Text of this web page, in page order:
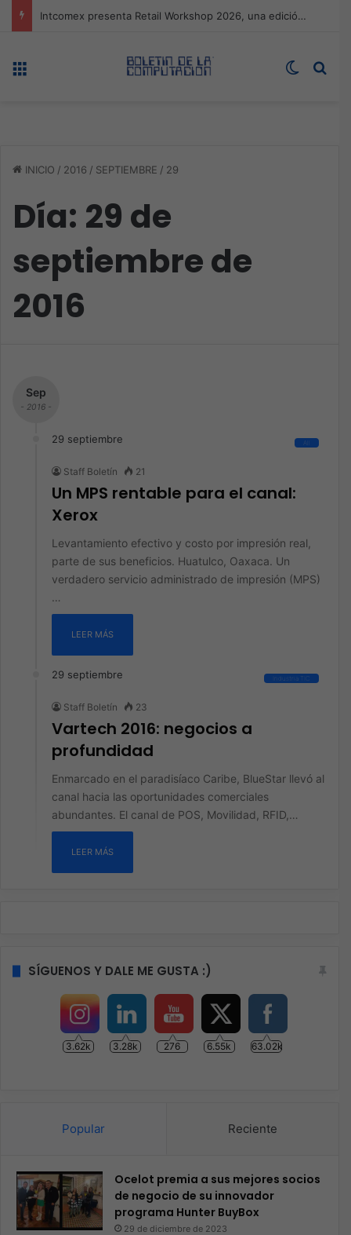
Expo technology CDMX, nueva sede con récord de audiencia
Switch
INICIO / 2016 / SEPTIEMBRE / 29
Día: 29 de
septiembre de
2016
Sep
- 2016 -
29 septiembre All
Staff Boletín 21
Un MPS rentable para el canal:
Xerox
Levantamiento efectivo y costo por impresión real,
parte de sus beneficios. Huatulco, Oaxaca. Un
verdadero servicio administrado de impresión (MPS)
…
LEER MÁS
29 septiembre Industria TIC
Staff Boletín 23
Vartech 2016: negocios a
profundidad
Enmarcado en el paradisíaco Caribe, BlueStar llevó al
canal hacia las oportunidades comerciales
abundantes. El canal de POS, Movilidad, RFID,…
LEER MÁS
SÍGUENOS Y DALE ME GUSTA :)
3.62k 3.28k 276 6.55k 63.02k
Popular Reciente
Ocelot premia a sus mejores socios
de negocio de su innovador
programa Hunter BuyBox
29 de diciembre de 2023